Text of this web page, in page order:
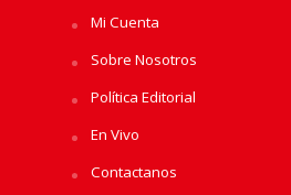
Mi Cuenta
Sobre Nosotros
Política Editorial
En Vivo
Contactanos